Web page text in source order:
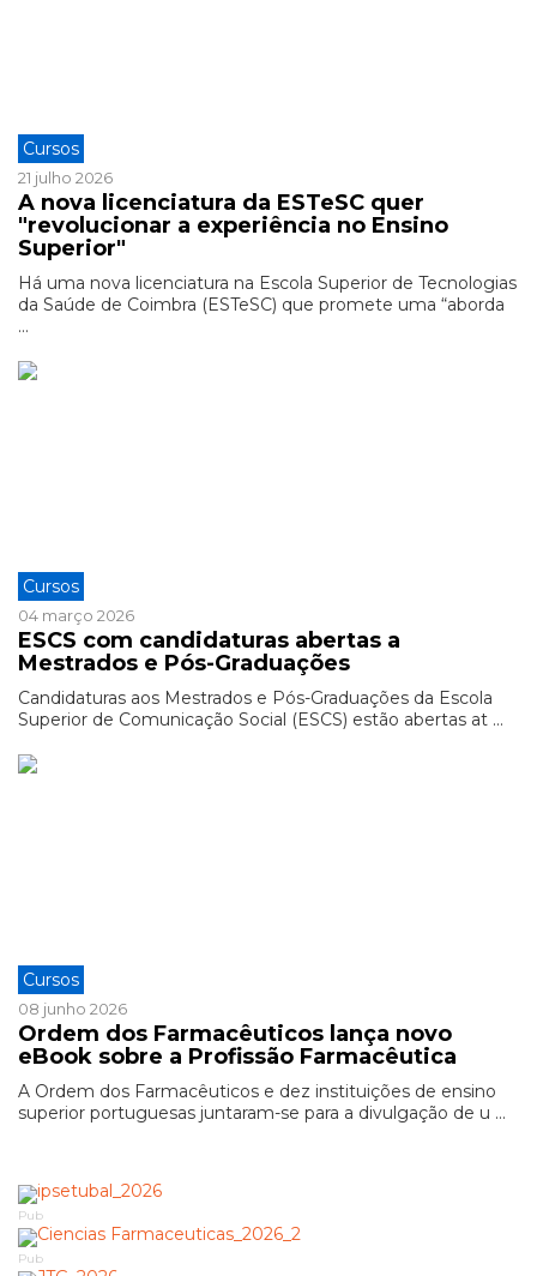
Cursos
21 julho 2026
A nova licenciatura da ESTeSC quer
"revolucionar a experiência no Ensino
Superior"
Há uma nova licenciatura na Escola Superior de Tecnologias
da Saúde de Coimbra (ESTeSC) que promete uma “aborda
...
Cursos
04 março 2026
ESCS com candidaturas abertas a
Mestrados e Pós-Graduações
Candidaturas aos Mestrados e Pós-Graduações da Escola
Superior de Comunicação Social (ESCS) estão abertas at ...
Cursos
08 junho 2026
Ordem dos Farmacêuticos lança novo
eBook sobre a Profissão Farmacêutica
A Ordem dos Farmacêuticos e dez instituições de ensino
superior portuguesas juntaram-se para a divulgação de u ...
Pub
Pub